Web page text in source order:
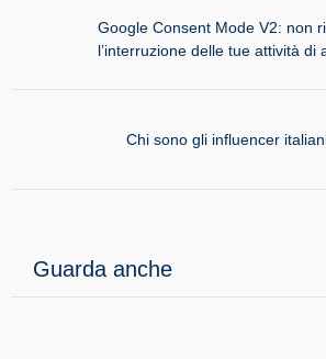
Google Consent Mode V2: non
l’interruzione delle tue attività di
Chi sono gli influencer
Guarda anche